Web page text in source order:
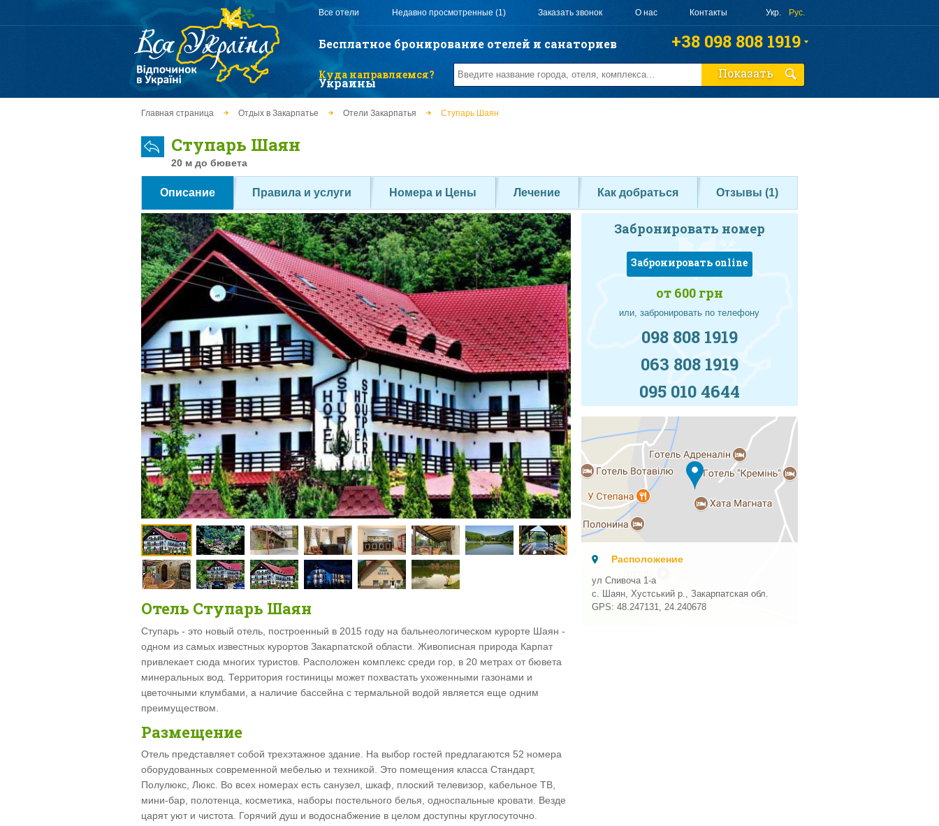
Главная страница Отдых в Закарпатье Отели Закарпатья Ступарь Шаян
Ступарь Шаян
20 м до бювета
Описание Правила и услуги Номера и Цены Лечение Как добраться Отзывы (1)
Отель Ступарь Шаян
Ступарь - это новый отель, построенный в 2015 году на бальнеологическом курорте Шаян -
одном из самых известных курортов Закарпатской области. Живописная природа Карпат
привлекает сюда многих туристов. Расположен комплекс среди гор, в 20 метрах от бювета
минеральных вод. Территория гостиницы может похвастать ухоженными газонами и
цветочными клумбами, а наличие бассейна с термальной водой является еще одним
преимуществом.
Размещение
Отель представляет собой трехэтажное здание. На выбор гостей предлагаются 52 номера
оборудованных современной мебелью и техникой. Это помещения класса Стандарт,
Полулюкс, Люкс. Во всех номерах есть санузел, шкаф, плоский телевизор, кабельное ТВ,
мини-бар, полотенца, косметика, наборы постельного белья, односпальные кровати. Везде
царят уют и чистота. Горячий душ и водоснабжение в целом доступны круглосуточно.
Забронировать номер
Забронировать online
от 600 грн
или, забронировать по телефону
098 808 1919
063 808 1919
095 010 4644
Расположение
ул Спивоча 1-а
с. Шаян, Хустський р., Закарпатская обл.
GPS:48.247131,24.240678
Все отели Недавно просмотренные (1) Заказать звонок О нас Контакты Укр. Рус.
Бесплатное бронирование отелей и санаториев
Украины
+38 098 808 1919
+38 063 808 1919
+38 095 010 4644
Куда направляемся? Показать